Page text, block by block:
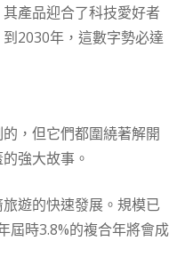
產品迎合了科技愛好者
2030年，這數字勢必達
，但它們都圍繞著解開
強大故事。
遊的快速發展。規模已
屆時3.8%的複合年將會成